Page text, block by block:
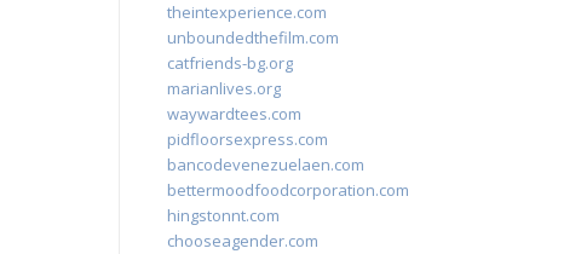
theintexperience.com
unboundedthefilm.com
catfriends-bg.org
marianlives.org
waywardtees.com
pidfloorsexpress.com
bancodevenezuelaen.com
bettermoodfoodcorporation.com
hingstonnt.com
chooseagender.com